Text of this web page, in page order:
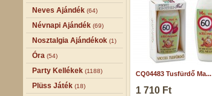
Neves Ajándék (64)
Névnapi Ajándék (69)
Nosztalgia Ajándékok (1)
Óra (54)
Party Kellékek (1188)
Plüss Játék (18)
CQ04483 Tusfürdő Ma...
1 710 Ft